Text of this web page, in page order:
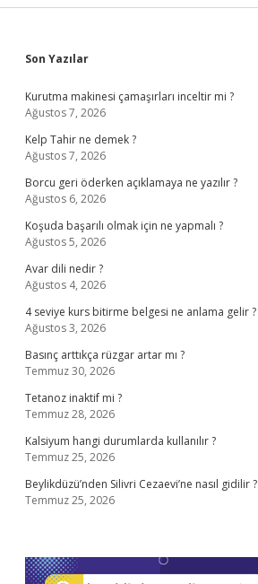
Sidebar
Son Yazılar
Kurutma makinesi çamaşırları inceltir mi ?
Ağustos 7, 2026
Kelp Tahir ne demek ?
Ağustos 7, 2026
Borcu geri öderken açıklamaya ne yazılır ?
Ağustos 6, 2026
Koşuda başarılı olmak için ne yapmalı ?
Ağustos 5, 2026
Avar dili nedir ?
Ağustos 4, 2026
4 seviye kurs bitirme belgesi ne anlama gelir ?
Ağustos 3, 2026
Basınç arttıkça rüzgar artar mı ?
Temmuz 30, 2026
Tetanoz inaktif mi ?
Temmuz 28, 2026
Kalsiyum hangi durumlarda kullanılır ?
Temmuz 25, 2026
Beylikdüzü’nden Silivri Cezaevi’ne nasıl gidilir ?
Temmuz 25, 2026